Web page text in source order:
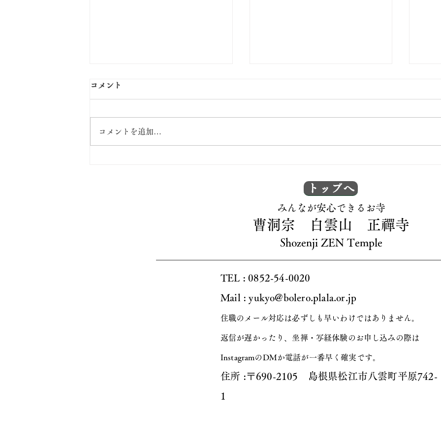
出張坐禅会！
コメント
コメントを追加…
トップへ
​みんなが安心できるお寺
曹洞宗 白雲山 正禪寺
Shozenji ZEN Temple
TEL : 0852-54-0020
Mail : yukyo@bolero.plala.or.jp
住職のメール対応は必ずしも早いわけではありません。
返信が遅かったり、坐禅・写経体験のお申し込みの際は
InstagramのDMか電話が一番早く確実です。
​住所 :〒690-2105 島根県松江市八雲町平原742-
1